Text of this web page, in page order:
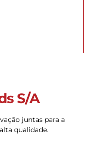
S/A
juntas para a
qualidade.